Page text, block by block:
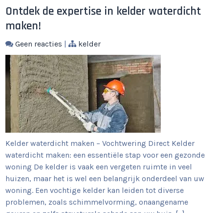
Ontdek de expertise in kelder waterdicht
maken!
Geen reacties | kelder
Kelder waterdicht maken – Vochtwering Direct Kelder
waterdicht maken: een essentiële stap voor een gezonde
woning De kelder is vaak een vergeten ruimte in veel
huizen, maar het is wel een belangrijk onderdeel van uw
woning. Een vochtige kelder kan leiden tot diverse
problemen, zoals schimmelvorming, onaangename